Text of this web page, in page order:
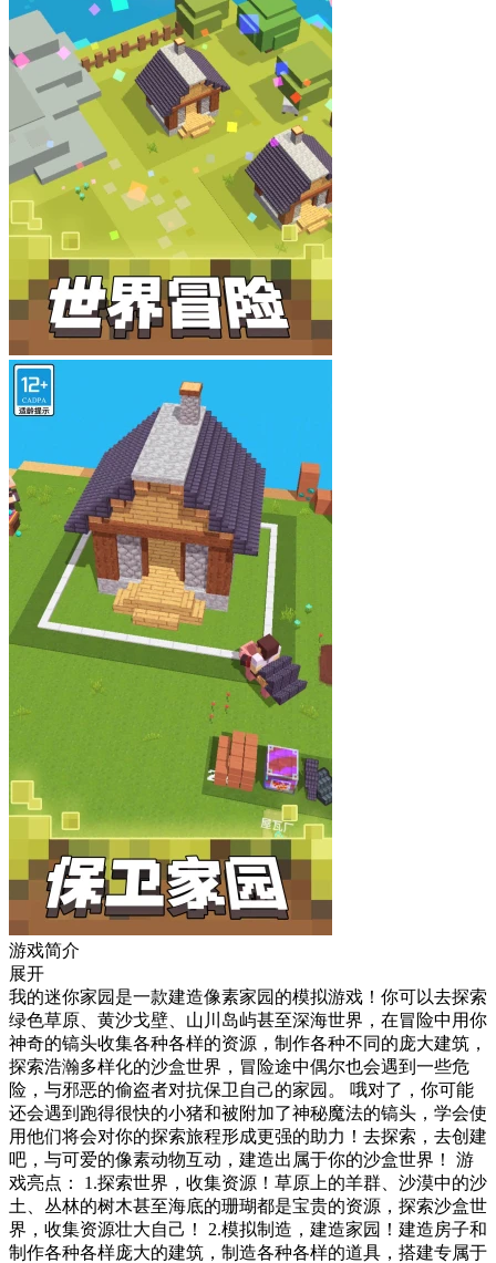
游戏简介
展开
我的迷你家园是一款建造像素家园的模拟游戏！你可以去探索
绿色草原、黄沙戈壁、山川岛屿甚至深海世界，在冒险中用你
神奇的镐头收集各种各样的资源，制作各种不同的庞大建筑，
探索浩瀚多样化的沙盒世界，冒险途中偶尔也会遇到一些危
险，与邪恶的偷盗者对抗保卫自己的家园。 哦对了，你可能
还会遇到跑得很快的小猪和被附加了神秘魔法的镐头，学会使
用他们将会对你的探索旅程形成更强的助力！去探索，去创建
吧，与可爱的像素动物互动，建造出属于你的沙盒世界！ 游
戏亮点： 1.探索世界，收集资源！草原上的羊群、沙漠中的沙
土、丛林的树木甚至海底的珊瑚都是宝贵的资源，探索沙盒世
界，收集资源壮大自己！ 2.模拟制造，建造家园！建造房子和
制作各种各样庞大的建筑，制造各种各样的道具，搭建专属于